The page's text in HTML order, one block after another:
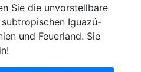
Sie die unvorstellbare
Iguazú-
und Feuerland. Sie